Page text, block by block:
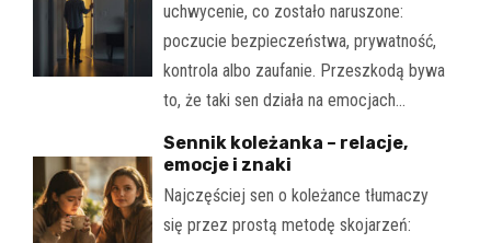
uchwycenie, co zostało naruszone:
poczucie bezpieczeństwa, prywatność,
kontrola albo zaufanie. Przeszkodą bywa
to, że taki sen działa na emocjach…
Sennik koleżanka – relacje,
emocje i znaki
Najczęściej sen o koleżance tłumaczy
się przez prostą metodę skojarzeń: